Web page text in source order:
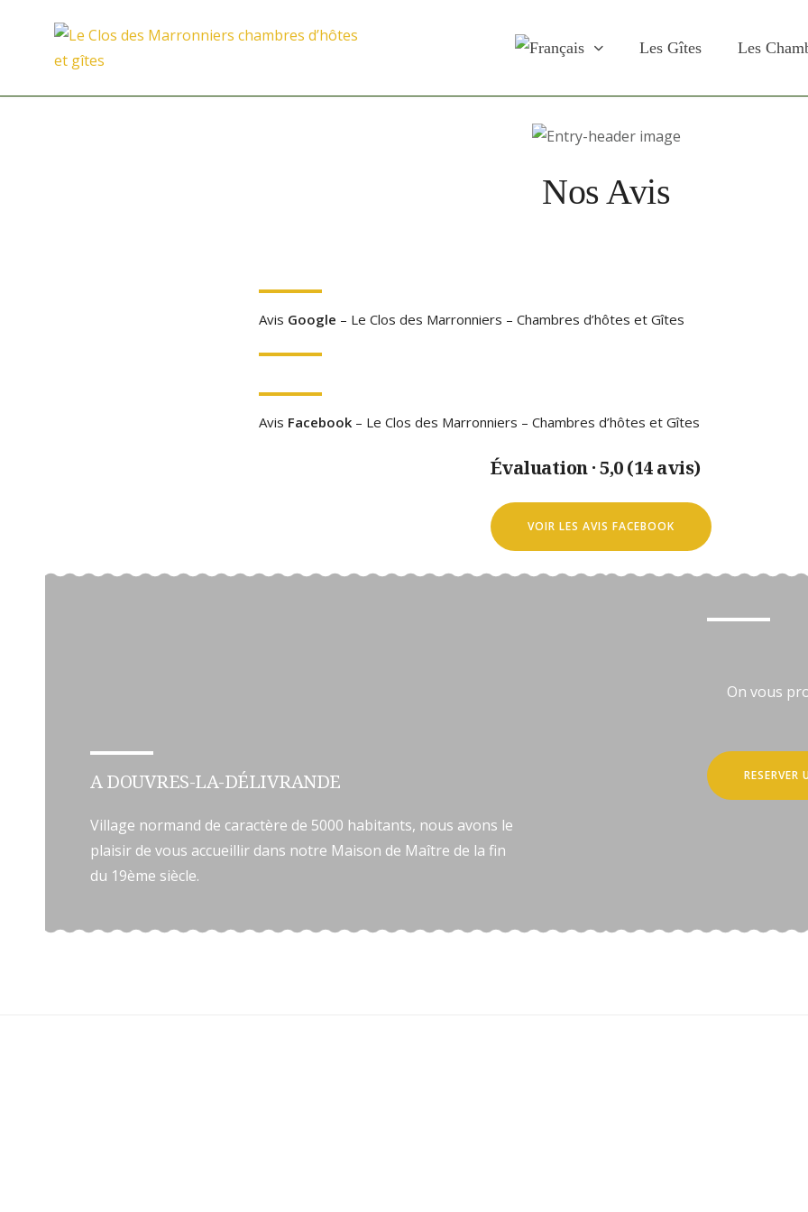
Le Clos des Marronniers chambres d’hôtes et
Les Gîtes Les
Nos Avis
Avis Google – Le Clos des Marronniers – Chambres d’hôtes et Gîtes
Avis Facebook – Le Clos des Marronniers – Chambres d’hôtes et Gîtes
Évaluation · 5,0 (14 avis)
VOIR LES AVIS FACEBOOK
A DOUVRES-LA-DÉLIVRANDE
Village normand de caractère de 5000 habitants, nous avons le
plaisir de vous accueillir dans notre Maison de Maître de la fin
du 19ème siècle.
On vous
RESERVER